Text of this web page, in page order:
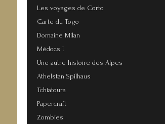
Les voyages de Corto
Carte du Togo
Domaine Milan
Médocs !
Une autre histoire des Alpes
Athelstan Spilhaus
Tchiatoura
Papercraft
Zombies